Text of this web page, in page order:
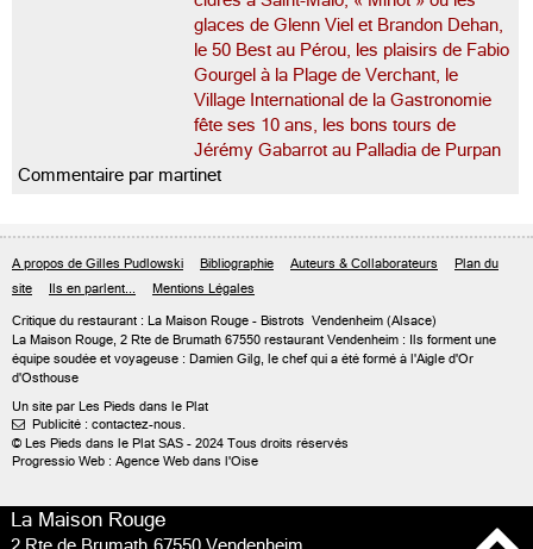
La Maison Rouge
glaces de Glenn Viel et Brandon Dehan,
le 50 Best au Pérou, les plaisirs de Fabio
Gourgel à la Plage de Verchant, le
Village International de la Gastronomie
fête ses 10 ans, les bons tours de
Jérémy Gabarrot au Palladia de Purpan
Commentaire par martinet
A propos de Gilles Pudlowski Bibliographie Auteurs & Collaborateurs
Plan du
site
Ils en parlent... Mentions Légales
Critique du restaurant : La Maison Rouge - Bistrots Vendenheim (Alsace)
La Maison Rouge, 2 Rte de Brumath 67550 restaurant Vendenheim : Ils forment une
équipe soudée et voyageuse : Damien Gilg, le chef qui a été formé à l'Aigle d'Or
d'Osthouse
Un site par Les Pieds dans le Plat
 Publicité : contactez-nous.
© Les Pieds dans le Plat SAS - 2024 Tous droits réservés
Progressio Web : Agence Web dans l'Oise